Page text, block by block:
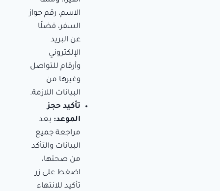
الاسم، رقم جواز
السفر، فضلًا
عن البريد
الإلكتروني
وأرقام للتواصل
وغيرها من
البيانات اللازمة.
تأكيد حجز
الموعد: بعد
مراجعة جميع
البيانات والتأكد
من صحتها،
اضغط على زر
تأكيد للانتهاء